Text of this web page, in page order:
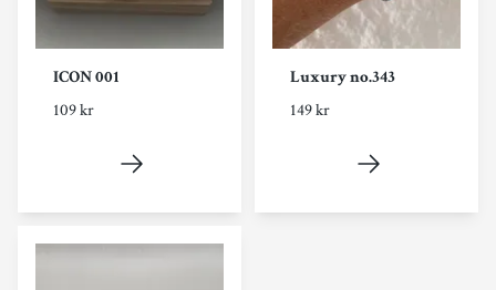
ICON 001
109 kr
Luxury no.343
149 kr